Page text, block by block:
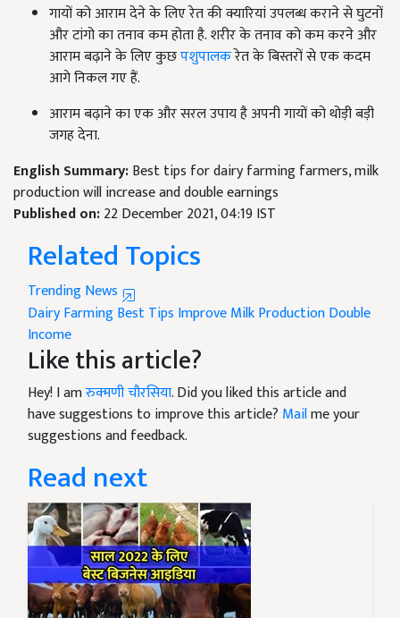
गायों को आराम देने के लिए रेत की क्यारियां उपलब्ध कराने से घुटनों
और टांगो का तनाव कम होता है. शरीर के तनाव को कम करने और
आराम बढ़ाने के लिए कुछपशुपालकरेत के बिस्तरों से एक कदम
आगे निकल गए हैं.
आराम बढ़ाने का एक और सरल उपाय है अपनी गायों को थोड़ी बड़ी
जगह देना.
English Summary:Best tips for dairy farming farmers, milk
production will increase and double earnings
Published on:22 December 2021, 04:19 IST
Related Topics
Trending News
Dairy FarmingBest Tips Improve Milk ProductionDouble
Income
Like this article?
Hey! I amरुक्मणी चौरसिया. Did you liked this article and
have suggestions to improve this article? Mailme your
suggestions and feedback.
Read next